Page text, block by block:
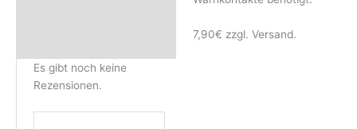
7,90€ zzgl. Versand.
Es gibt noch keine
Rezensionen.